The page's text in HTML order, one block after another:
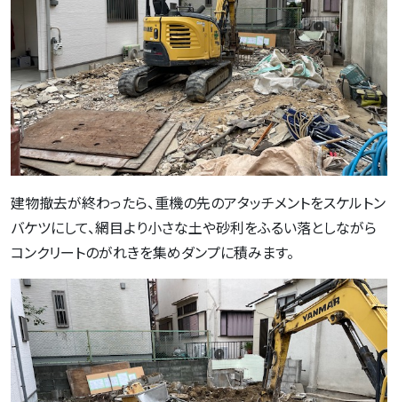
建物撤去が終わったら、重機の先のアタッチメントをスケルトン
バケツにして、網目より小さな土や砂利をふるい落としながら
コンクリートのがれきを集めダンプに積みます。